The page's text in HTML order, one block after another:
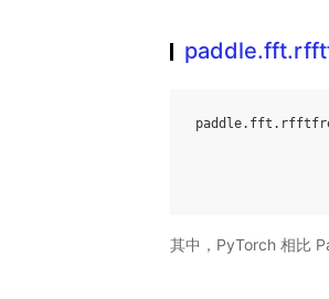
paddle. fft .
其中，PyTorch 相比